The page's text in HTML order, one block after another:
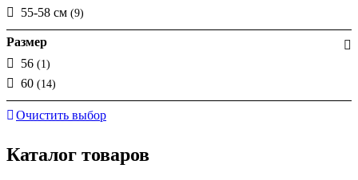
55-58 см (9)
Размер
56 (1)
60 (14)
Очистить выбор
Каталог товаров